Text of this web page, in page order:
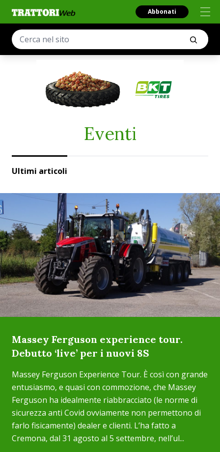
Abbonati
Eventi
Ultimi articoli
Massey Ferguson experience tour.
Debutto ‘live’ per i nuovi 8S
Massey Ferguson Experience Tour. È così con grande
entusiasmo, e quasi con commozione, che Massey
Ferguson ha idealmente riabbracciato (le norme di
sicurezza anti Covid ovviamente non permettono di
farlo fisicamente) dealer e clienti. L’ha fatto a
Cremona, dal 31 agosto al 5 settembre, nell’ul...